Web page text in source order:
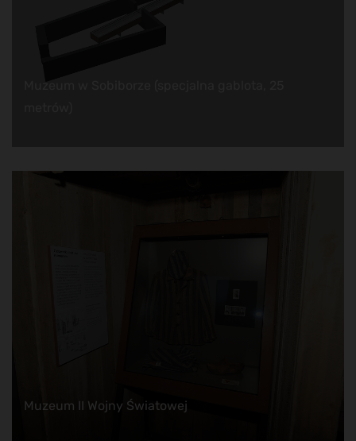
Muzeum w Sobiborze (specjalna gablota, 25
Muzeum II Wojny Światowej